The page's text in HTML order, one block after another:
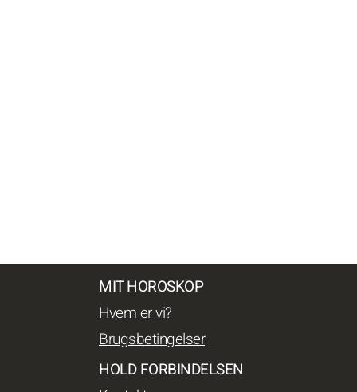
MIT HOROSKOP
Hvem er vi?
Brugsbetingelser
HOLD FORBINDELSEN